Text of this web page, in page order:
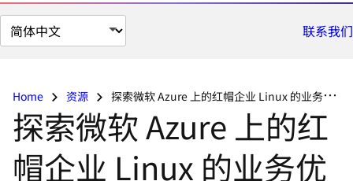
切
换
面
言
联系我们
Home 资源 探索微软 Azure 上的红帽企业 Linux 的业务优势
探索微软 Azure 上的红
帽企业 Linux 的业务优